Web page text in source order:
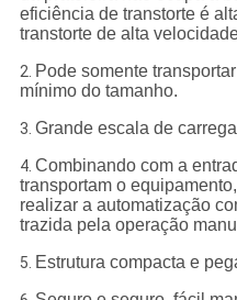
eficiência de transtorte é
transtorte de alta
2. Pode somente
mínimo do tamanho.
3. Grande escala de
4. Combinando com a
transportam o
realizar a automatização
trazida pela operação
5. Estrutura compacta e